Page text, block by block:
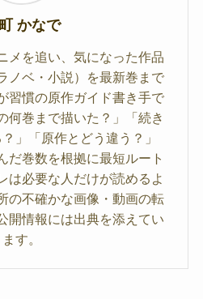
かなで
メを追い、気になった作品
ノベ・小説）を最新巻まで
習慣の原作ガイド書き手で
何巻まで描いた？」「続き
」「原作とどう違う？」
だ巻数を根拠に最短ルート
は必要な人だけが読めるよ
の不確かな画像・動画の転
開情報には出典を添えてい
ます。